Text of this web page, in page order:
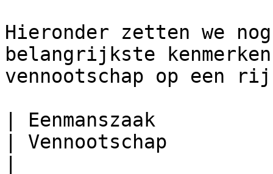
Hieronder zetten we
belangrijkste
vennootschap op een
| Eenmanszaak
| Vennootschap